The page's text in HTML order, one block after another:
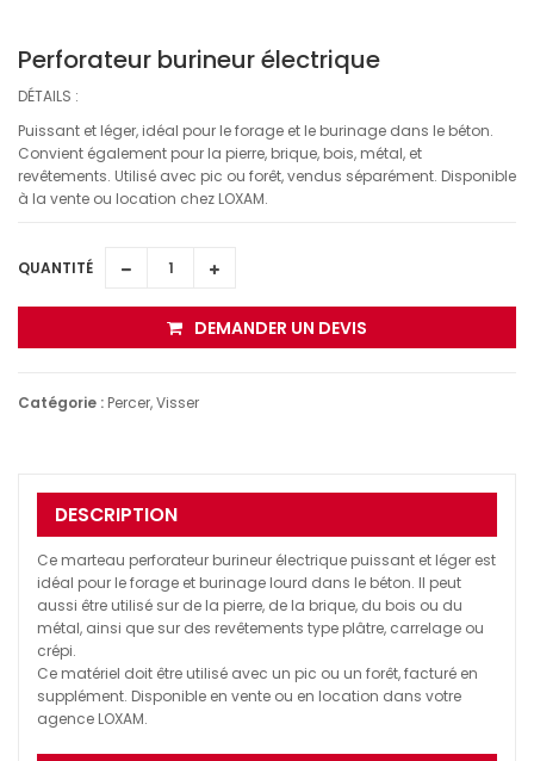
Perforateur burineur électrique
DÉTAILS :
Puissant et léger, idéal pour le forage et le burinage dans le béton.
Convient également pour la pierre, brique, bois, métal, et
revêtements. Utilisé avec pic ou forêt, vendus séparément. Disponible
à la vente ou location chez LOXAM.
QUANTITÉ
DEMANDER UN DEVIS
Catégorie : Percer, Visser
DESCRIPTION
Ce marteau perforateur burineur électrique puissant et léger est
idéal pour le forage et burinage lourd dans le béton. Il peut
aussi être utilisé sur de la pierre, de la brique, du bois ou du
métal, ainsi que sur des revêtements type plâtre, carrelage ou
crépi.
Ce matériel doit être utilisé avec un pic ou un forêt, facturé en
supplément. Disponible en vente ou en location dans votre
agence LOXAM.